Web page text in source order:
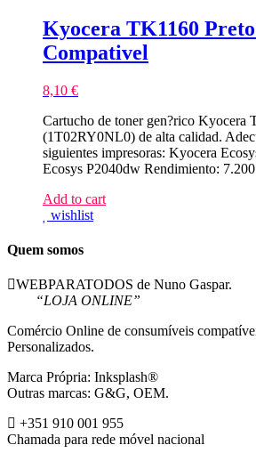
Kyocera TK1160
Compativel
8,10 €
Cartucho de toner gen?rico Kyocera
(1T02RY0NL0) de alta calidad.
siguientes impresoras: Kyocera
Ecosys P2040dw Rendimiento:
Add to cart
wishlist
Quem somos
WEBPARATODOS de Nuno Gaspar.
“LOJA ONLINE”
Comércio Online de consumíveis
Personalizados.
Marca Própria: Inksplash®
Outras marcas: G&G, OEM.
+351 910 001 955
Chamada para rede móvel nacional